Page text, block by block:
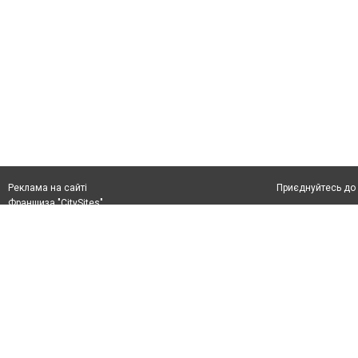
Реклама на сайті
Франшиза "CitySites"
Приєднуйтесь до